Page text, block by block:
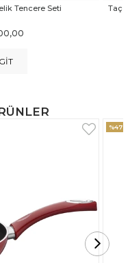
Tencere Seti Siyah
%18